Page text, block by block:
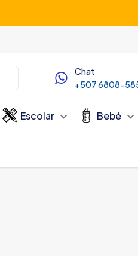
Chat
+507 6808-
Escolar Bebé